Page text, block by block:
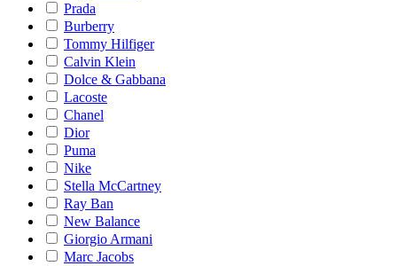
Prada
Burberry
Tommy Hilfiger
Calvin Klein
Dolce & Gabbana
Lacoste
Chanel
Dior
Puma
Nike
Stella McCartney
Ray Ban
New Balance
Giorgio Armani
Marc Jacobs